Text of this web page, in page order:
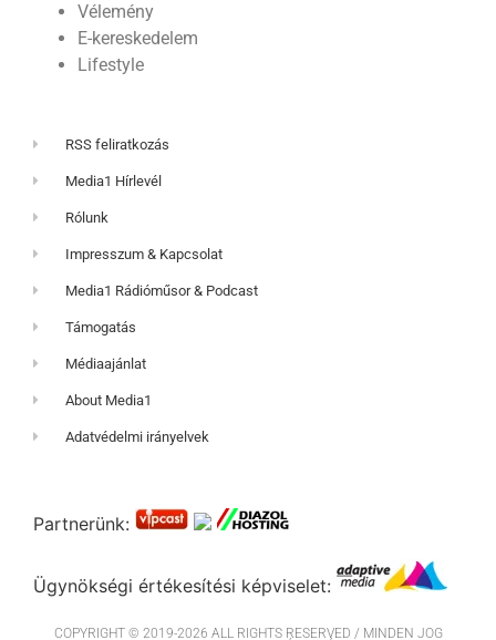
Vélemény
E-kereskedelem
Lifestyle
RSS feliratkozás
Media1 Hírlevél
Rólunk
Impresszum & Kapcsolat
Media1 Rádióműsor & Podcast
Támogatás
Médiaajánlat
About Media1
Adatvédelmi irányelvek
Partnerünk:
Ügynökségi értékesítési képviselet:
COPYRIGHT © 2019-2026 ALL RIGHTS RESERVED / MINDEN JOG